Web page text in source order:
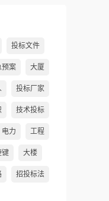
投标文件
预案 大厦
投标厂家
技术投标
电力 工程
键 大楼
招投标法